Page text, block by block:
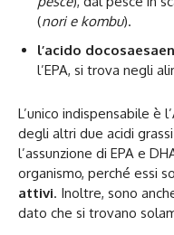
(nori e kombu).
l’acido
l’EPA, si trova negli
L’unico indispensabile è
degli altri due acidi
l’assunzione di EPA e
organismo, perché essi
attivi. Inoltre, sono
dato che si trovano